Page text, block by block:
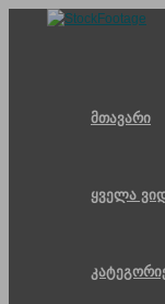
მთავარი
ყველა